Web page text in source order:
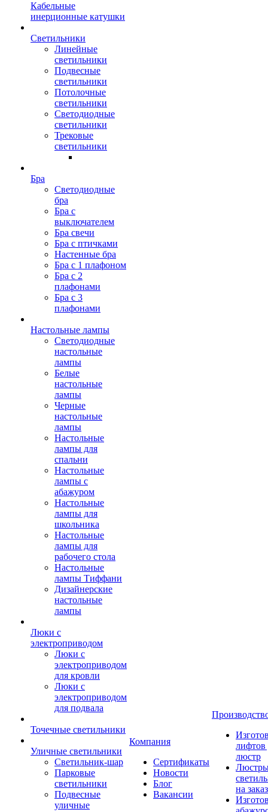
Кабельные
инерционные катушки
Светильники
Линейные
светильники
Подвесные
светильники
Потолочные
светильники
Светодиодные
светильники
Трековые
светильники
Бра
Светодиодные
бра
Бра с
выключателем
Бра свечи
Бра с птичками
Настенные бра
Бра с 1 плафоном
Бра с 2
плафонами
Бра с 3
плафонами
Настольные лампы
Светодиодные
настольные
лампы
Белые
настольные
лампы
Черные
настольные
лампы
Настольные
лампы для
спальни
Настольные
лампы с
абажуром
Настольные
лампы для
школьника
Настольные
лампы для
рабочего стола
Настольные
лампы Тиффани
Дизайнерские
настольные
лампы
Люки с
электроприводом
Люки с
электроприводом
для кровли
Люки с
электроприводом
для подвала
Точечные светильники
Уличные светильники
Светильник-шар
Парковые
светильники
Подвесные
уличные
Компания
Сертификаты
Новости
Блог
Вакансии
лифтов
люстр
на заказ